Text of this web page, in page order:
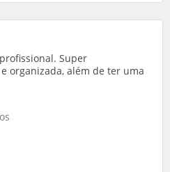
Super
organizada, além de ter uma